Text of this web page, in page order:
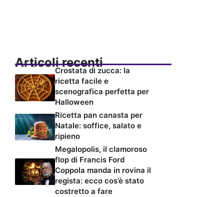
Articoli recenti
Crostata di zucca: la
ricetta facile e
scenografica perfetta per
Halloween
Ricetta pan canasta per
Natale: soffice, salato e
ripieno
Megalopolis, il clamoroso
flop di Francis Ford
Coppola manda in rovina il
regista: ecco cos’è stato
costretto a fare